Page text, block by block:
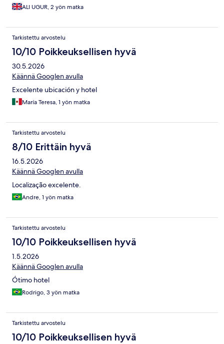
ALI UGUR, 2 yön matka
Tarkistettu arvostelu
10/10 Poikkeuksellisen hyvä
30.5.2026
Käännä Googlen avulla
Excelente ubicación y hotel
María Teresa, 1 yön matka
Tarkistettu arvostelu
8/10 Erittäin hyvä
16.5.2026
Käännä Googlen avulla
Localização excelente.
Andre, 1 yön matka
Tarkistettu arvostelu
10/10 Poikkeuksellisen hyvä
1.5.2026
Käännä Googlen avulla
Ótimo hotel
Rodrigo, 3 yön matka
Tarkistettu arvostelu
10/10 Poikkeuksellisen hyvä